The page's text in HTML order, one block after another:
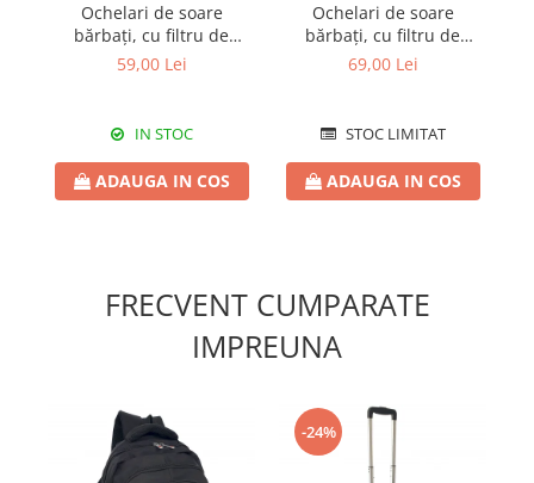
Ochelari de soare
bărbați, cu filtru de
protecție UV 400, cu toc
59,00 Lei
IN STOC
ADAUGA IN COS
Ochelari de soare
bărbați, cu filtru de
protecție UV 400, cu toc
69,00 Lei
STOC LIMITAT
ADAUGA IN COS
FRECVENT CUMPARATE
IMPREUNA
-24%